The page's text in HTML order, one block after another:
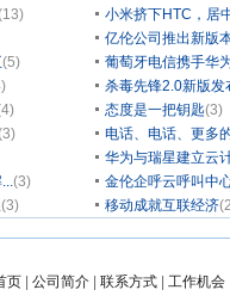
小米挤下HTC，居
亿伦公司推出新版
(5)
葡萄牙电信携手华
杀毒先锋2.0新版发
态度是一把钥匙(3)
电话、电话、更多
华为与瑞星建立云
(3)
金伦企呼云呼叫中
(3) 移动成就互联经济
页 公司简介 联系方式 工作机会